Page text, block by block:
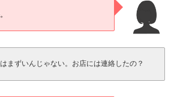
まずいんじゃない。お店には連絡したの？